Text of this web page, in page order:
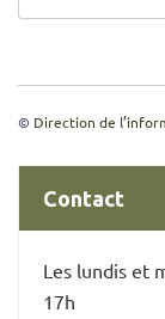
© Direction de
Contact
Les lundis et
17h